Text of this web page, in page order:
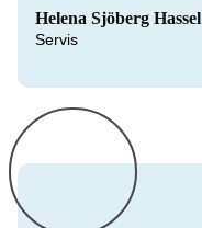
Helena Sjöberg Hassel
Servis